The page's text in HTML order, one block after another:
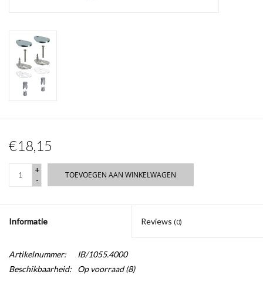
€18,15
+
-
TOEVOEGEN AAN WINKELWAGEN
Informatie Reviews (0)
Artikelnummer:
IB/1055.4000
Beschikbaarheid:
Op voorraad(8)